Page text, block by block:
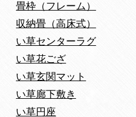
畳枠（フレーム）
収納畳（高床式）
い草センターラグ
い草花ござ
い草玄関マット
い草廊下敷き
い草円座